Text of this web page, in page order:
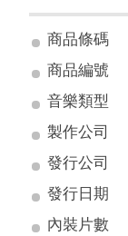
商品條碼
商品編號
音樂類型
製作公司
發行公司
發行日期
內裝片數